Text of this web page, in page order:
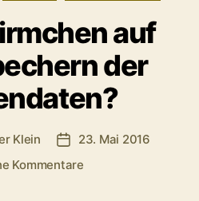
auf
der
Klein Veröffentlichungsdatum
23. Mai 2016
Kommentarezu